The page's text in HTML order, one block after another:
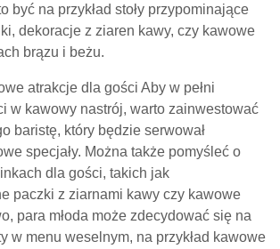
być na przykład stoły przypominające
dekoracje z ziaren kawy, czy kawowe
brązu i beżu.
atrakcje dla gości Aby w pełni
w kawowy nastrój, warto zainwestować
baristę, który będzie serwował
specjały. Można także pomyśleć o
dla gości, takich jak
paczki z ziarnami kawy czy kawowe
para młoda może zdecydować się na
w menu weselnym, na przykład kawowe